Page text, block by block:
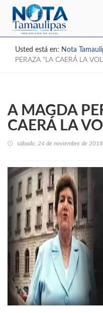
Usted está en: Nota
PERAZA “LA CAERÁ LA
A MAGDA
CAERÁ LA
sábado, 24 de noviembre de 2018